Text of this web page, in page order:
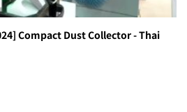
Compact Dust Collector - Thai